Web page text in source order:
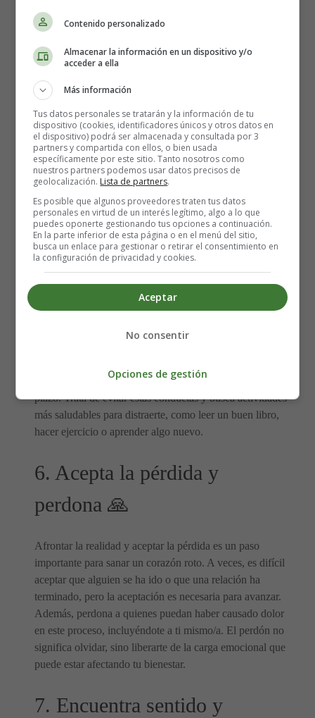
un factor clave para ayudar a tu corazón a recuperarse.
4. Practica la meditación y el
mindfulness 🧘‍♀️
Lameditacióny elmindfulnessson herramientas
poderosas para calmar la mente y reducir el estrés
emocional. Dedica unos minutos al día para sentarte en
silencio, respirar profundamente y enfocar tu atención en
el presente. Estas prácticas te ayudarán a ganar claridad
mental y a encontrar la paz interior.
5. Evita las distracciones
nocivas 📵
En momentos de dolor, es común buscar distracciones
aislamiento excesivo, pueden empeorar las cosas a largo
plazo. Trata de evitar estas conductas y busca actividades
más saludables para distraerte, como leer un buen libro,
hacer ejercicio o aprender algo nuevo.
6. Acepta la pérdida y
perdona 🙏
Afrontar la realidad y aceptar la pérdida es un paso
importante para sanar un corazón roto. A veces, es difícil
aceptar que alguien se ha ido o que una relación ha
terminado, pero la aceptación es necesaria para avanzar.
Además, perdona a quienes puedan haber causado dolor
en este proceso, incluyéndote a ti mismo/a. El perdón no
significa olvidar, sino liberarte de la carga emocional que
puede estar afectando tu bienestar.
7. Encuentra sentido y
Contenido personalizado
Almacenar la información en un dispositivo y/o
acceder a ella
Más información
Tus datos personales se tratarán y la información de tu
dispositivo (cookies, identificadores únicos y otros datos en
el dispositivo) podrá ser almacenada y consultada por 3
partners y compartida con ellos, o bien usada
específicamente por este sitio. Tanto nosotros como
nuestros partners podemos usar datos precisos de
geolocalización. Lista de partners.
Es posible que algunos proveedores traten tus datos
personales en virtud de un interés legítimo, algo a lo que
puedes oponerte gestionando tus opciones a continuación.
En la parte inferior de esta página o en el menú del sitio,
busca un enlace para gestionar o retirar el consentimiento en
la configuración de privacidad y cookies.
Aceptar
No consentir
Opciones de gestión